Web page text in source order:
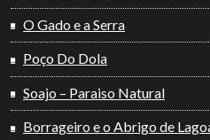
O Gado e a Serra
Poço Do Dola
Soajo – Paraiso Natural
Borrageiro e o Abrigo de